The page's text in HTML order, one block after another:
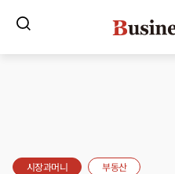
시장과머니 부동산